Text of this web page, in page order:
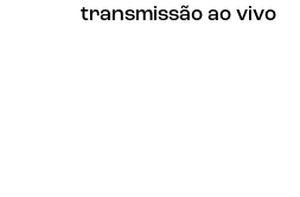
transmissão ao vivo